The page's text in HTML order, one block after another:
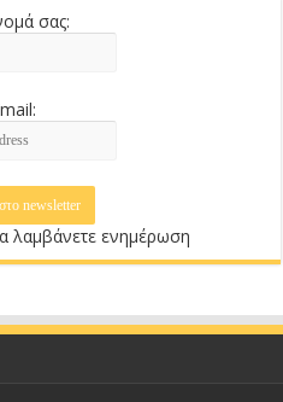
σας:
λαμβάνετε ενημέρωση